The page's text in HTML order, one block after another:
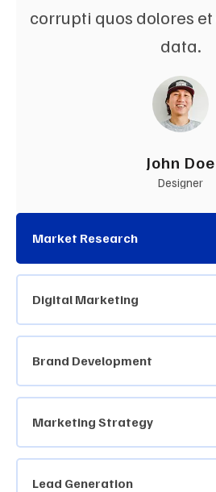
corrupti quos dolores
data.
John Doe
Designer
Market Research
Digital Marketing
Brand Development
Marketing Strategy
Lead Generation